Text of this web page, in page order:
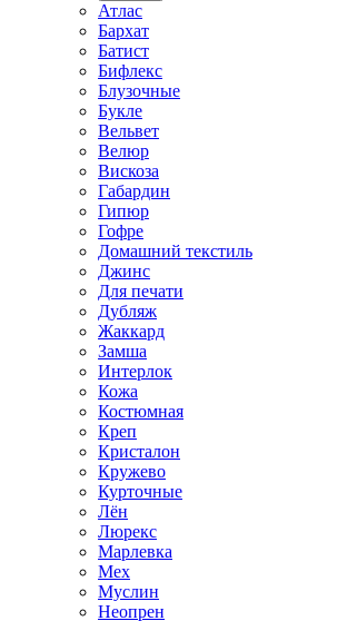
Атлас
Бархат
Батист
Бифлекс
Блузочные
Букле
Вельвет
Велюр
Вискоза
Габардин
Гипюр
Гофре
Домашний текстиль
Джинс
Для печати
Дубляж
Жаккард
Замша
Интерлок
Кожа
Костюмная
Креп
Кристалон
Кружево
Курточные
Лён
Люрекс
Марлевка
Мех
Муслин
Неопрен